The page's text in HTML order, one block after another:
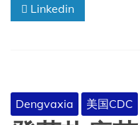
Linkedin
Dengvaxia 美国CDC